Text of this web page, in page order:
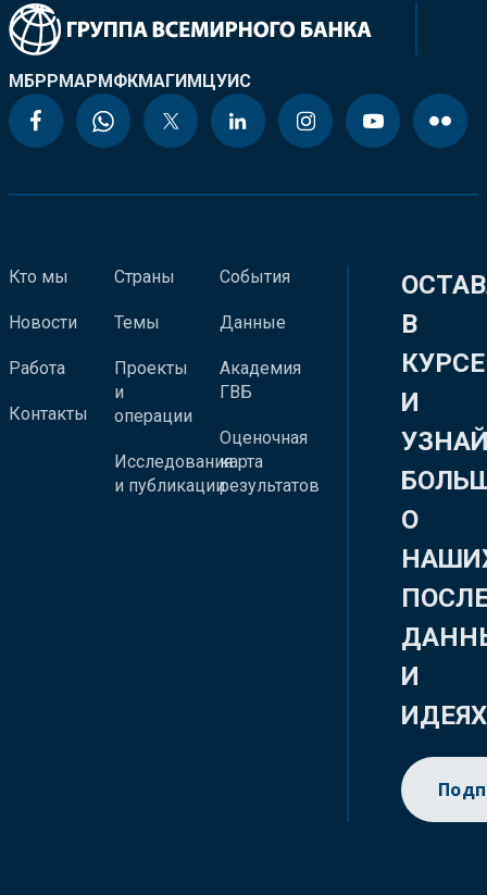
МБРРМАРМФКМАГИМЦУИС
Кто мы
Новости
Работа
Контакты
Страны
Темы
Проекты
и
операции
Исследования
и публикации
События
Данные
Академия
ГВБ
Оценочная
карта
результатов
В
КУРСЕ
И
О
И
ИДЕЯХ